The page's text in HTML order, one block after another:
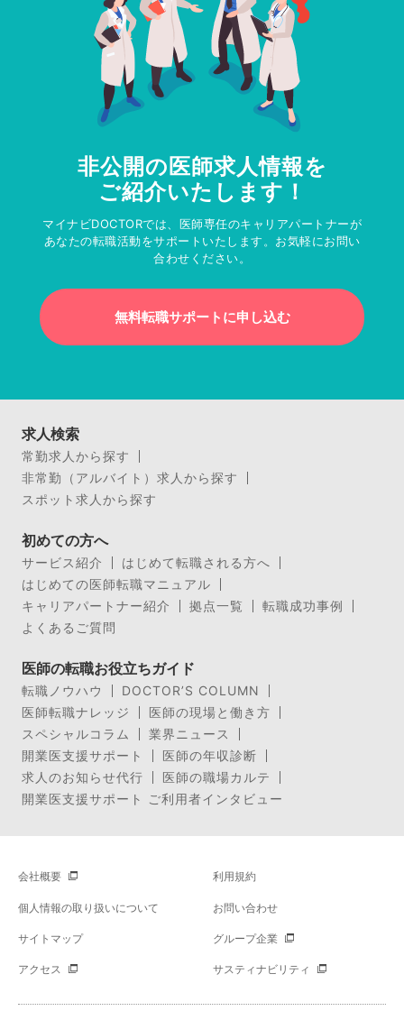
非公開の医師求人情報を
ご紹介いたします！
マイナビDOCTORでは、医師専任のキャリアパートナーが
あなたの転職活動をサポートいたします。お気軽にお問い
合わせください。
無料転職サポートに申し込む
求人検索
常勤求人から探す
非常勤（アルバイト）求人から探す
スポット求人から探す
初めての方へ
サービス紹介
はじめて転職される方へ
はじめての医師転職マニュアル
キャリアパートナー紹介
拠点一覧
転職成功事例
よくあるご質問
医師の転職お役立ちガイド
転職ノウハウ
DOCTOR’S COLUMN
医師転職ナレッジ
医師の現場と働き方
スペシャルコラム
業界ニュース
開業医支援サポート
医師の年収診断
求人のお知らせ代行
医師の職場カルテ
開業医支援サポート ご利用者インタビュー
会社概要 利用規約
個人情報の取り扱いについて お問い合わせ
サイトマップ グループ企業
アクセス サスティナビリティ